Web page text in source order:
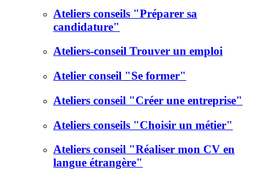
Ateliers conseils "Préparer sa
candidature"
Ateliers-conseil Trouver un emploi
Atelier conseil "Se former"
Ateliers conseil "Créer une entreprise"
Ateliers conseils "Choisir un métier"
Ateliers conseil "Réaliser mon CV en
langue étrangère"